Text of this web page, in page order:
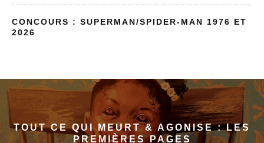
CONCOURS : SUPERMAN/SPIDER-MAN 1976 ET
2026
TOUT CE QUI MEURT & AGONISE : LES
PREMIÈRES PAGES